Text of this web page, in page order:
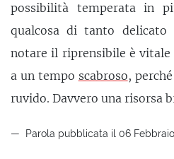
possibilità temperata in
qualcosa di tanto
notare il riprensibile è
a un tempo scabroso,
ruvido. Davvero una risorsa
Parola pubblicata il 06